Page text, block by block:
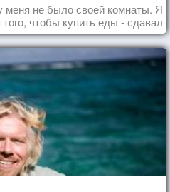
меня не было своей комнаты. Я
чтобы купить еды - сдавал
кока-колы"